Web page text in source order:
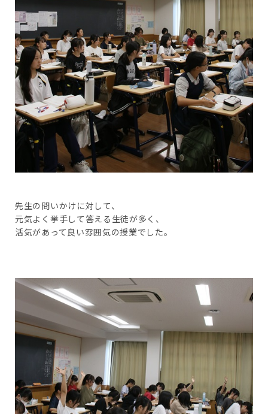
先生の問いかけに対して、
元気よく挙手して答える生徒が多く、
活気があって良い雰囲気の授業でした。